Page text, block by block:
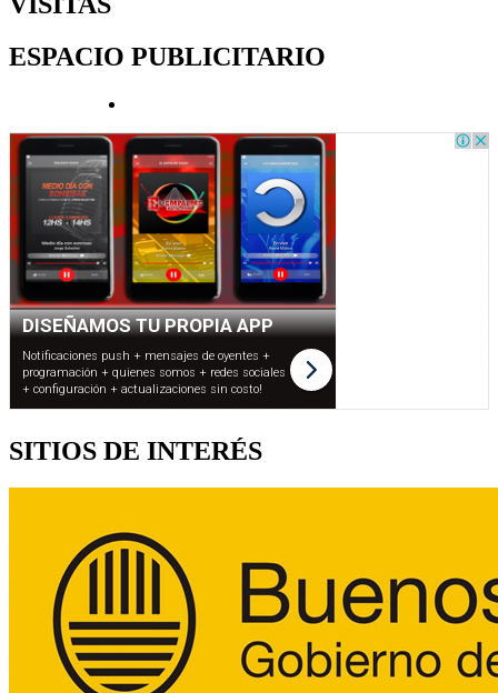
ESPACIO PUBLICITARIO
SITIOS DE INTERÉS